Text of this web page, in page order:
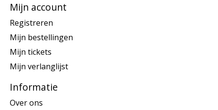
Mijn account
Registreren
Mijn bestellingen
Mijn tickets
Mijn verlanglijst
Informatie
Over ons